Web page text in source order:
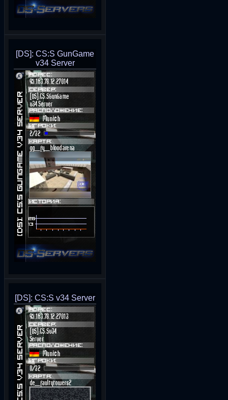
[DS]: CS:S GunGame
v34 Server
[DS]: CS:S v34 Server